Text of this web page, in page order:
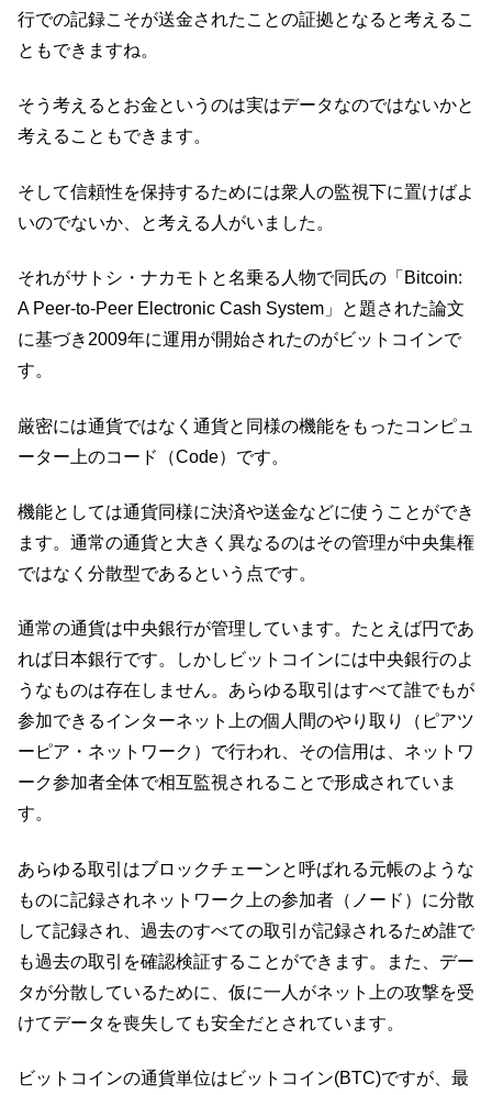
行での記録こそが送金されたことの証拠となると考えるこ
ともできますね。
そう考えるとお金というのは実はデータなのではないかと
考えることもできます。
そして信頼性を保持するためには衆人の監視下に置けばよ
いのでないか、と考える人がいました。
それがサトシ・ナカモトと名乗る人物で同氏の「Bitcoin:
A Peer-to-Peer Electronic Cash System」と題された論文
に基づき2009年に運用が開始されたのがビットコインで
す。
厳密には通貨ではなく通貨と同様の機能をもったコンピュ
ーター上のコード（Code）です。
機能としては通貨同様に決済や送金などに使うことができ
ます。通常の通貨と大きく異なるのはその管理が中央集権
ではなく分散型であるという点です。
通常の通貨は中央銀行が管理しています。たとえば円であ
れば日本銀行です。しかしビットコインには中央銀行のよ
うなものは存在しません。あらゆる取引はすべて誰でもが
参加できるインターネット上の個人間のやり取り（ピアツ
ーピア・ネットワーク）で行われ、その信用は、ネットワ
ーク参加者全体で相互監視されることで形成されていま
す。
あらゆる取引はブロックチェーンと呼ばれる元帳のような
ものに記録されネットワーク上の参加者（ノード）に分散
して記録され、過去のすべての取引が記録されるため誰で
も過去の取引を確認検証することができます。また、デー
タが分散しているために、仮に一人がネット上の攻撃を受
けてデータを喪失しても安全だとされています。
ビットコインの通貨単位はビットコイン(BTC)ですが、最